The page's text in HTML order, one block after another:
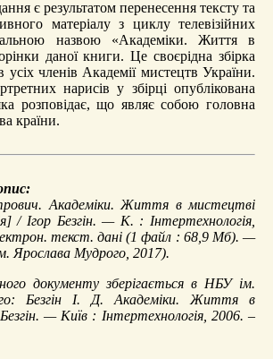
є результатом перенесення тексту та
матеріалу з циклу телевізійних
назвою «Академіки. Життя в
даної книги. Це своєрідна збірка
усіх членів Академії мистецтв України.
нарисів у збірці опублікована
розповідає, що являє собою головна
країни.
Академіки. Життя в мистецтві
/ Ігор Безгін. — К. : Інтертехнологія,
текст. дані (1 файл : 68,9 Мб). —
Ярослава Мудрого, 2017).
документу зберігається в НБУ ім.
Безгін І. Д. Академіки. Життя в
— Київ : Інтертехнологія, 2006. –